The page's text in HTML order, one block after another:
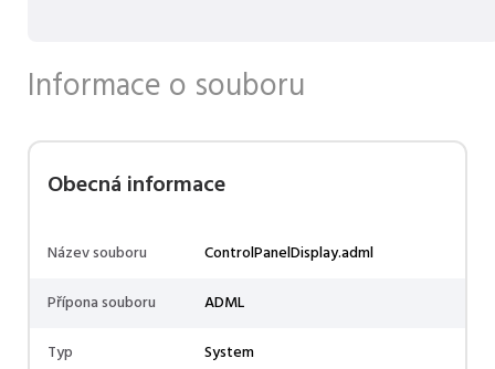
Informace o souboru
Obecná informace
Název souboru
ControlPanelDisplay.adml
Přípona souboru
ADML
Typ
System